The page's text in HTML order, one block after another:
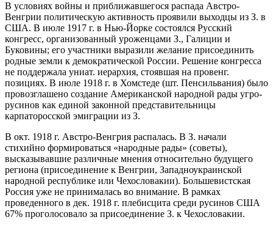
В условиях войны и приближавшегося распада Австро-
Венгрии политическую активность проявили выходцы из З. в
США. В июле 1917 г. в Нью-Йорке состоялся Русский
конгресс, организованный уроженцами З., Галиции и
Буковины; его участники выразили желание присоединить
родные земли к демократической России. Решение конгресса
не поддержала униат. иерархия, стоявшая на провенг.
позициях. В июле 1918 г. в Хомстеде (шт. Пенсильвания) было
провозглашено создание Американской народной рады угро-
русинов как единой законной представительницы
карпаторосской эмиграции из З.
В окт. 1918 г. Австро-Венгрия распалась. В З. начали
стихийно формироваться «народные рады» (советы),
высказывавшие различные мнения относительно будущего
региона (присоединение к Венгрии, Западноукраинской
народной республике или Чехословакии). Большевистская
Россия уже не принималась во внимание. В рамках
проведенного в дек. 1918 г. плебисцита среди русинов США
67% проголосовало за присоединение З. к Чехословакии.